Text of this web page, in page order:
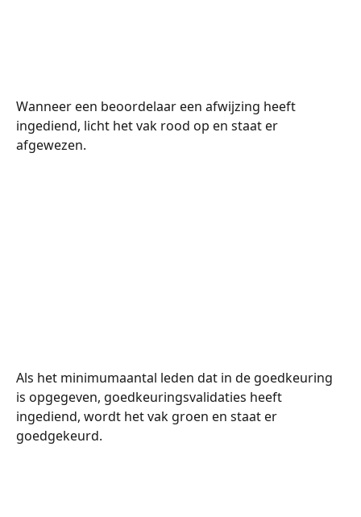
Wanneer een beoordelaar een afwijzing heeft
ingediend, licht het vak rood op en staat er
afgewezen.
Als het minimumaantal leden dat in de goedkeuring
is opgegeven, goedkeuringsvalidaties heeft
ingediend, wordt het vak groen en staat er
goedgekeurd.